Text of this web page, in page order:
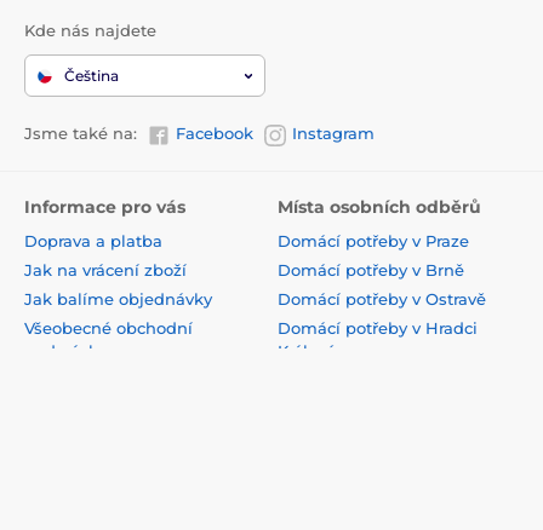
Kde nás najdete
Čeština
Jsme také na: Facebook Instagram
Informace pro vás
Doprava a platba
Jak na vrácení zboží
Jak balíme objednávky
Všeobecné obchodní
podmínky
Místa osobních odběrů
Domácí potřeby v Praze
Domácí potřeby v Brně
Domácí potřeby v Ostravě
Domácí potřeby v Hradci
Králové